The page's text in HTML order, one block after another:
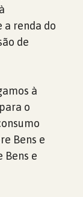
renda do
de
à
o
Bens e
Bens e